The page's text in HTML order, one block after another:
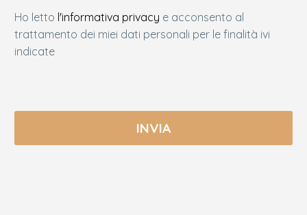
Ho letto l'informativa privacy e acconsento al
trattamento dei miei dati personali per le finalità ivi
indicate